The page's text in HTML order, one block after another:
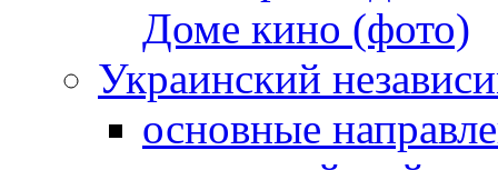
Доме кино (фото)
Украинский
основные